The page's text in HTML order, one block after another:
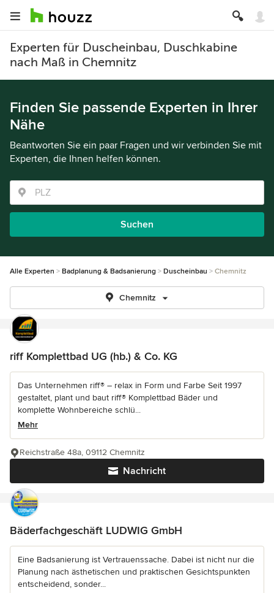
Experten für Duscheinbau, Duschkabine
nach Maß in Chemnitz
Finden Sie passende Experten in Ihrer
Nähe
Beantworten Sie ein paar Fragen und wir verbinden Sie mit
Experten, die Ihnen helfen können.
Suchen
Alle Experten Badplanung & Badsanierung Duscheinbau Chemnitz
Chemnitz
riff Komplettbad UG (hb.) & Co. KG
Das Unternehmen riff® – relax in Form und Farbe Seit 1997
gestaltet, plant und baut riff® Komplettbad Bäder und
komplette Wohnbereiche schlü...
Mehr
Nachricht
Reichstraße 48a, 09112 Chemnitz
Bäderfachgeschäft LUDWIG GmbH
Eine Badsanierung ist Vertrauenssache. Dabei ist nicht nur die
Planung nach ästhetischen und praktischen Gesichtspunkten
entscheidend, sonder...